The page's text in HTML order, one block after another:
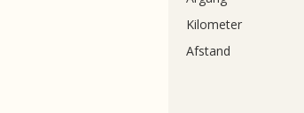
Kilometer
Afstand